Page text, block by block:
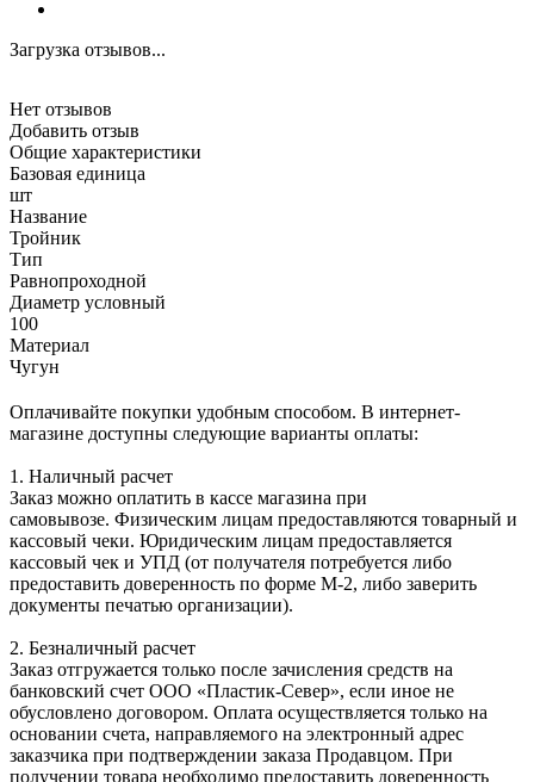
Загрузка отзывов...
Нет отзывов
Добавить отзыв
Общие характеристики
Базовая единица
шт
Название
Тройник
Тип
Равнопроходной
Диаметр условный
100
Материал
Чугун
Оплачивайте покупки удобным способом. В интернет-
магазине доступны следующие варианты оплаты:
1. Наличный расчет
Заказ можно оплатить в кассе магазина при
самовывозе. Физическим лицам предоставляются товарный и
кассовый чеки. Юридическим лицам предоставляется
кассовый чек и УПД (от получателя потребуется либо
предоставить доверенность по форме М-2, либо заверить
документы печатью организации).
2. Безналичный расчет
Заказ отгружается только после зачисления средств на
банковский счет ООО «Пластик-Север», если иное не
обусловлено договором. Оплата осуществляется только на
основании счета, направляемого на электронный адрес
заказчика при подтверждении заказа Продавцом. При
получении товара необходимо предоставить доверенность